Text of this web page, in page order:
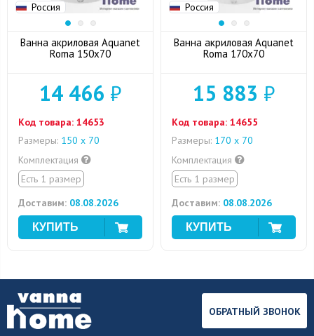
Россия
Ванна акриловая Aquanet
Roma 150x70
14 466 ₽
Код товара: 14653
Размеры: 150 х 70
Комплектация
Есть 1 размер
Доставим: 08.08.2026
Россия
Ванна акриловая Aquanet
Roma 170x70
15 883 ₽
Код товара: 14655
Размеры: 170 х 70
Комплектация
Есть 1 размер
Доставим: 08.08.2026
ОБРАТНЫЙ ЗВОНОК